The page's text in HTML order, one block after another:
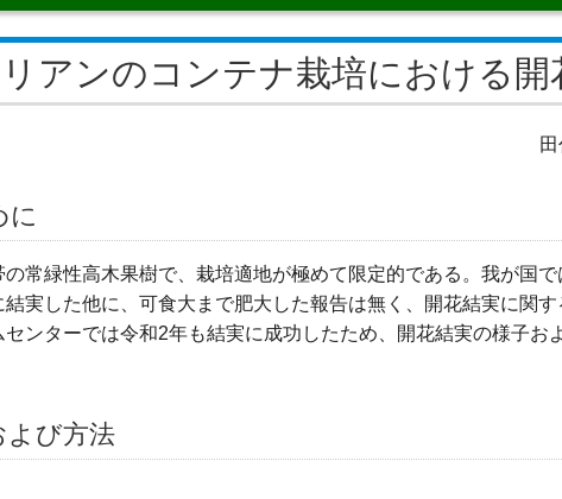
リアンのコンテナ栽培における
に
の常緑性高木果樹で、栽培適地が極めて限定的である。我が国
結実した他に、可食大まで肥大した報告は無く、開花結実に関
センターでは令和2年も結実に成功したため、開花結実の様子お
よび方法